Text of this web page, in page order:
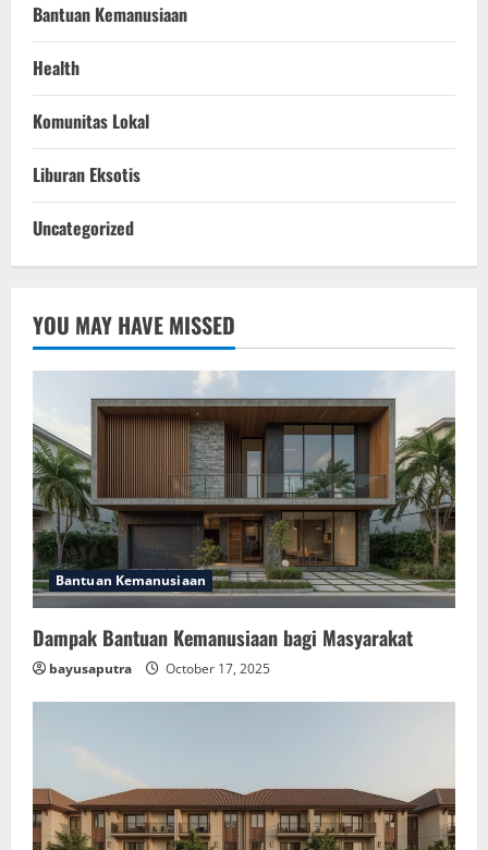
Bantuan Kemanusiaan
Health
Komunitas Lokal
Liburan Eksotis
Uncategorized
YOU MAY HAVE MISSED
Bantuan Kemanusiaan
Dampak Bantuan Kemanusiaan bagi Masyarakat
bayusaputra October 17, 2025